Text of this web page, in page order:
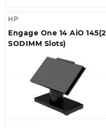
HP
Engage One 14 AiO 145(2
SODIMM Slots)